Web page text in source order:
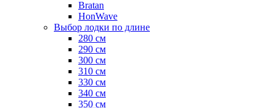
Bratan
HonWave
Выбор лодки по длине
280 см
290 см
300 см
310 см
330 см
340 см
350 см